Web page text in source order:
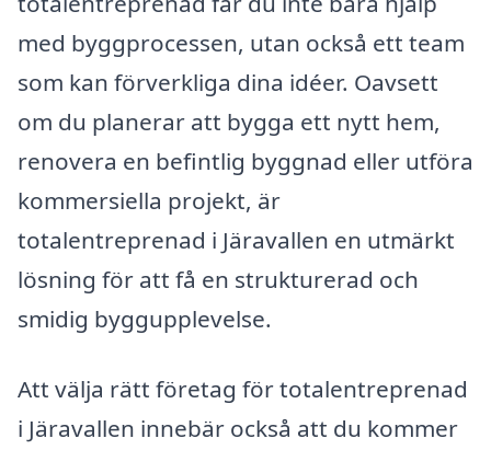
med byggprocessen, utan också ett team
som kan förverkliga dina idéer. Oavsett
om du planerar att bygga ett nytt hem,
renovera en befintlig byggnad eller utföra
kommersiella projekt, är
totalentreprenad i Järavallen en utmärkt
lösning för att få en strukturerad och
smidig byggupplevelse.
Att välja rätt företag för totalentreprenad
i Järavallen innebär också att du kommer